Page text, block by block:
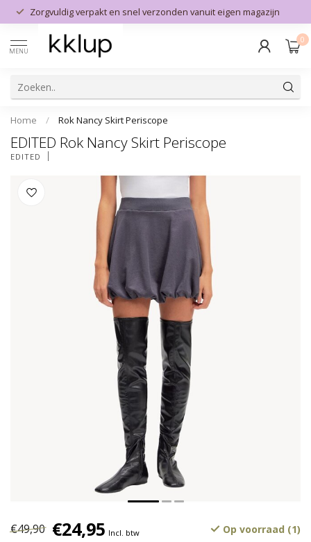
Zorgvuldig verpakt en snel verzonden vanuit eigen magazijn
MENU
0
Home / Rok Nancy Skirt Periscope
EDITED Rok Nancy Skirt Periscope
EDITED
€49,90 €24,95 Incl. btw Op voorraad (1)